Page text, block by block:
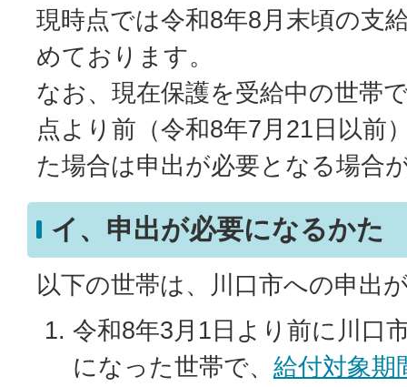
現時点では令和8年8月末頃の支
めております。
なお、現在保護を受給中の世帯
点より前（令和8年7月21日以前
た場合は申出が必要となる場合
イ、申出が必要になるかた
以下の世帯は、川口市への申出
令和8年3月1日より前に川口
になった世帯で、 給付対象期